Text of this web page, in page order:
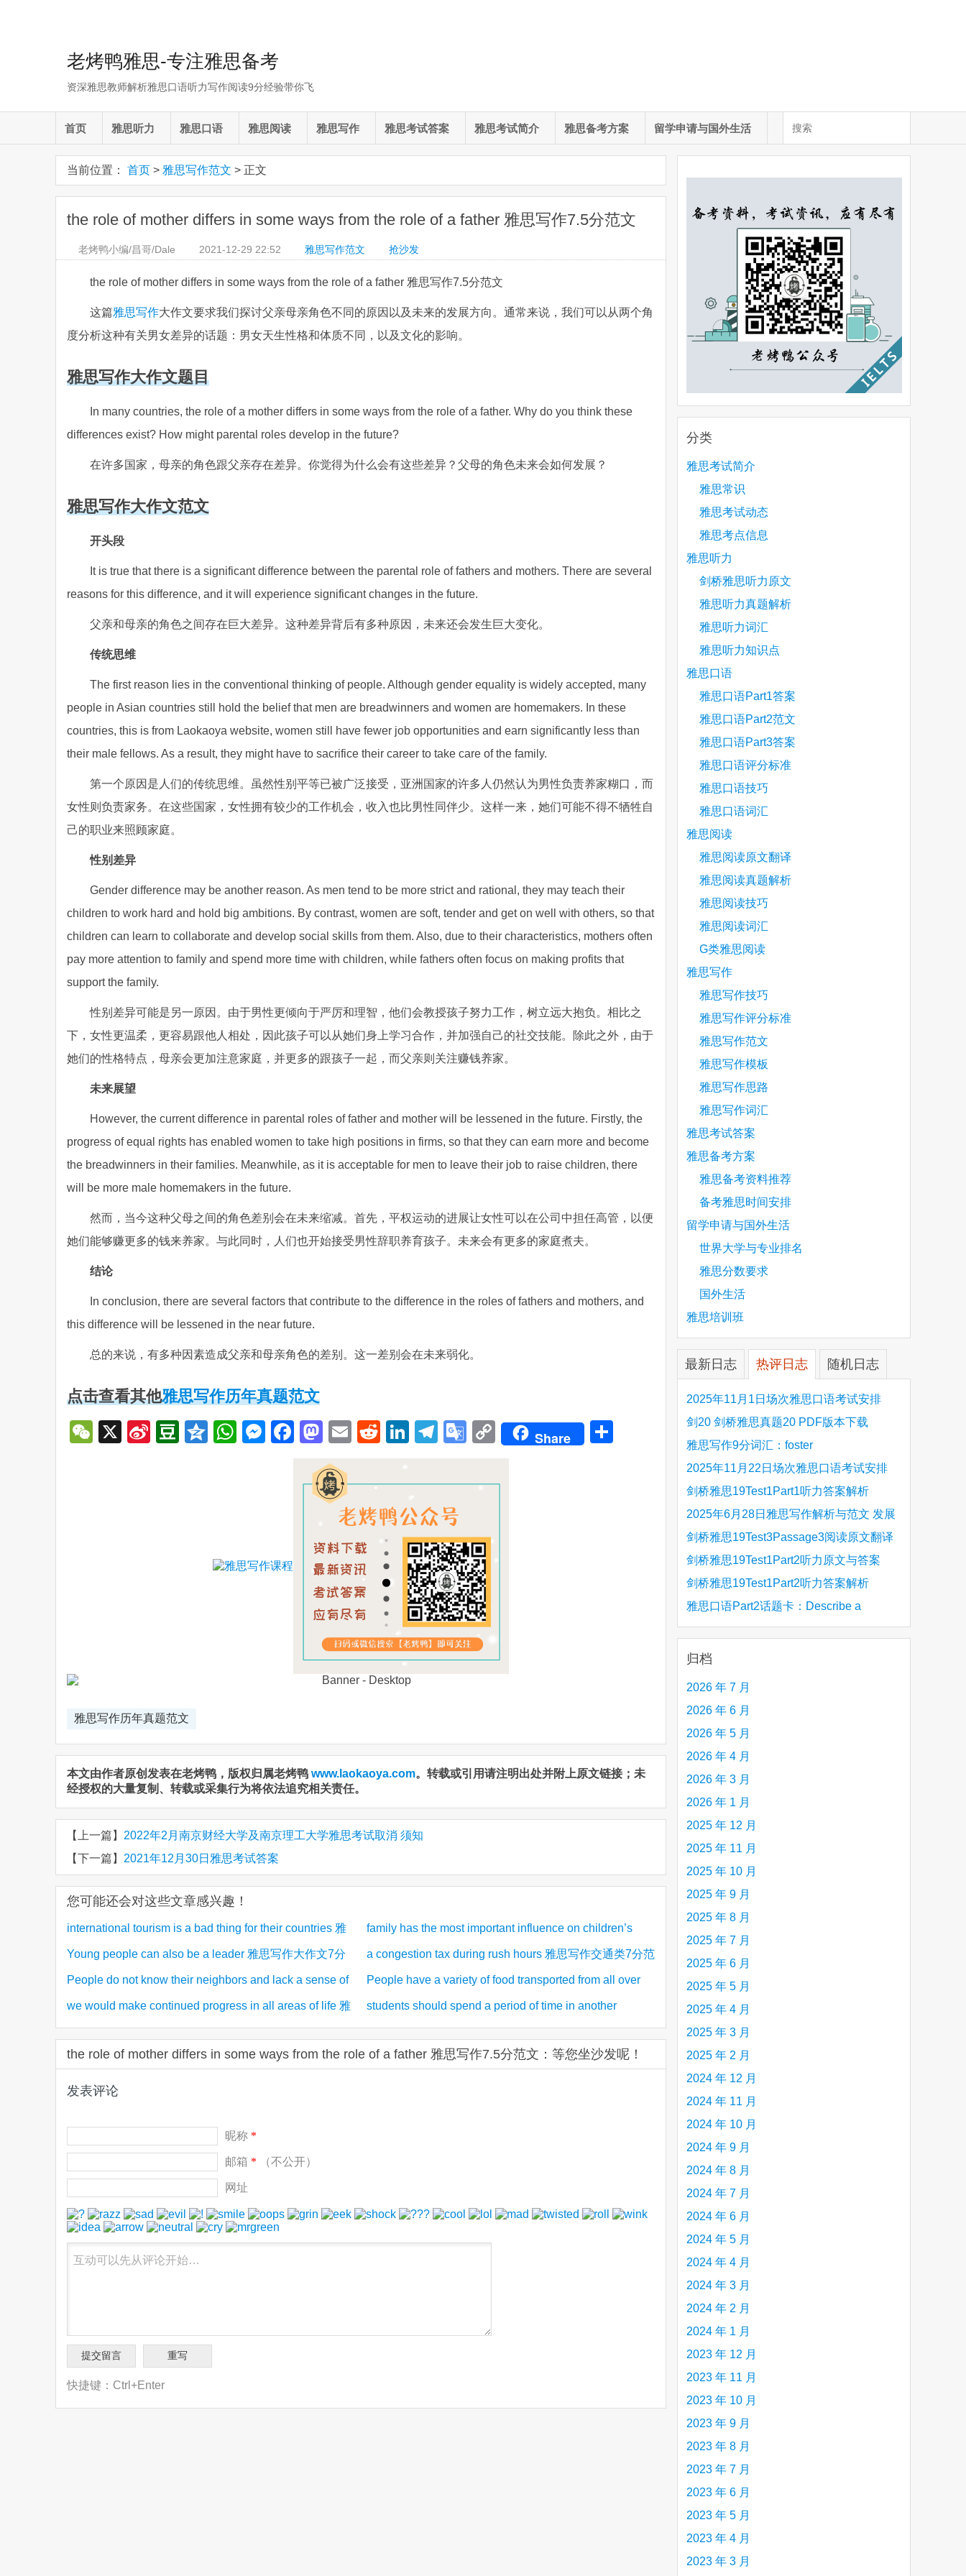
老烤鸭雅思-专注雅思备考
资深雅思教师解析雅思口语听力写作阅读9分经验带你飞
首页 雅思听力 雅思口语 雅思阅读 雅思写作 雅思考试答案 雅思考试简介 雅思备考方案 留学申请与国外生活
当前位置： 首页 > 雅思写作范文 > 正文
the role of mother differs in some ways from the role of a father 雅思写作7.5分范文
老烤鸭小编/昌哥/Dale 2021-12-29 22:52 雅思写作范文 抢沙发
the role of mother differs in some ways from the role of a father 雅思写作7.5分范文
这篇雅思写作大作文要求我们探讨父亲母亲角色不同的原因以及未来的发展方向。通常来说，我们可以从两个角
度分析这种有关男女差异的话题：男女天生性格和体质不同，以及文化的影响。
雅思写作大作文题目
In many countries, the role of a mother differs in some ways from the role of a father. Why do you think these
differences exist? How might parental roles develop in the future?
在许多国家，母亲的角色跟父亲存在差异。你觉得为什么会有这些差异？父母的角色未来会如何发展？
雅思写作大作文范文
开头段
It is true that there is a significant difference between the parental role of fathers and mothers. There are several
reasons for this difference, and it will experience significant changes in the future.
父亲和母亲的角色之间存在巨大差异。这种差异背后有多种原因，未来还会发生巨大变化。
传统思维
The first reason lies in the conventional thinking of people. Although gender equality is widely accepted, many
people in Asian countries still hold the belief that men are breadwinners and women are homemakers. In these
countries, this is from Laokaoya website, women still have fewer job opportunities and earn significantly less than
their male fellows. As a result, they might have to sacrifice their career to take care of the family.
第一个原因是人们的传统思维。虽然性别平等已被广泛接受，亚洲国家的许多人仍然认为男性负责养家糊口，而
女性则负责家务。在这些国家，女性拥有较少的工作机会，收入也比男性同伴少。这样一来，她们可能不得不牺牲自
己的职业来照顾家庭。
性别差异
Gender difference may be another reason. As men tend to be more strict and rational, they may teach their
children to work hard and hold big ambitions. By contrast, women are soft, tender and get on well with others, so that
children can learn to collaborate and develop social skills from them. Also, due to their characteristics, mothers often
pay more attention to family and spend more time with children, while fathers often focus on making profits that
support the family.
性别差异可能是另一原因。由于男性更倾向于严厉和理智，他们会教授孩子努力工作，树立远大抱负。相比之
下，女性更温柔，更容易跟他人相处，因此孩子可以从她们身上学习合作，并加强自己的社交技能。除此之外，由于
她们的性格特点，母亲会更加注意家庭，并更多的跟孩子一起，而父亲则关注赚钱养家。
未来展望
However, the current difference in parental roles of father and mother will be lessened in the future. Firstly, the
progress of equal rights has enabled women to take high positions in firms, so that they can earn more and become
the breadwinners in their families. Meanwhile, as it is acceptable for men to leave their job to raise children, there
will be more male homemakers in the future.
然而，当今这种父母之间的角色差别会在未来缩减。首先，平权运动的进展让女性可以在公司中担任高管，以便
她们能够赚更多的钱来养家。与此同时，人们也开始接受男性辞职养育孩子。未来会有更多的家庭煮夫。
结论
In conclusion, there are several factors that contribute to the difference in the roles of fathers and mothers, and
this difference will be lessened in the near future.
总的来说，有多种因素造成父亲和母亲角色的差别。这一差别会在未来弱化。
点击查看其他雅思写作历年真题范文
WeChat
X
SinaDouban
QzoneWhatsApp
Messenger
Facebook
Mastodon
EmailRedditLinkedIn
Telegram
Google
CopyShare
雅思写作历年真题范文
本文由作者原创发表在老烤鸭，版权归属老烤鸭 www.laokaoya.com。转载或引用请注明出处并附上原文链接；未
经授权的大量复制、转载或采集行为将依法追究相关责任。
【上一篇】 2022年2月南京财经大学及南京理工大学雅思考试取消 须知
【下一篇】 2021年12月30日雅思考试答案
您可能还会对这些文章感兴趣！
international tourism is a bad thing for their countries 雅
思写作旅游类7分范文(1)
family has the most important influence on children’s
development 雅思写作大作文7分范文
Young people can also be a leader 雅思写作大作文7分
范文
a congestion tax during rush hours 雅思写作交通类7分范
文
People do not know their neighbors and lack a sense of
community 雅思写作社会类7分范文
People have a variety of food transported from all over
the world 雅思写作食物类7分范文
we would make continued progress in all areas of life 雅 students should spend a period of time in another
the role of mother differs in some ways from the role of a father 雅思写作7.5分范文：等您坐沙发呢！
发表评论
昵称 *
邮箱 * （不公开）
网址
快捷键：Ctrl+Enter
分类
雅思考试简介
雅思常识
雅思考试动态
雅思考点信息
雅思听力
剑桥雅思听力原文
雅思听力真题解析
雅思听力词汇
雅思听力知识点
雅思口语
雅思口语Part1答案
雅思口语Part2范文
雅思口语Part3答案
雅思口语评分标准
雅思口语技巧
雅思口语词汇
雅思阅读
雅思阅读原文翻译
雅思阅读真题解析
雅思阅读技巧
雅思阅读词汇
G类雅思阅读
雅思写作
雅思写作技巧
雅思写作评分标准
雅思写作范文
雅思写作模板
雅思写作思路
雅思写作词汇
雅思考试答案
雅思备考方案
雅思备考资料推荐
备考雅思时间安排
留学申请与国外生活
世界大学与专业排名
雅思分数要求
国外生活
雅思培训班
最新日志 热评日志 随机日志
2025年11月1日场次雅思口语考试安排
剑20 剑桥雅思真题20 PDF版本下载
雅思写作9分词汇：foster
2025年11月22日场次雅思口语考试安排
剑桥雅思19Test1Part1听力答案解析
Hinchingbrooke Country Park
2025年6月28日雅思写作解析与范文 发展
旅游业 手把手带你写高分范文
剑桥雅思19Test3Passage3阅读原文翻译
Is the era of artificial speech translation
upon us 人工智能语言翻译
剑桥雅思19Test1Part2听力原文与答案
Stanthorpe Twinning Association
剑桥雅思19Test1Part2听力答案解析
Stanthorpe Twinning Association
雅思口语Part2话题卡：Describe a
creative person (e.g. an artist, a musician,
etc.) you admire 钦佩的有创造力的人
归档
2026 年 7 月
2026 年 6 月
2026 年 5 月
2026 年 4 月
2026 年 3 月
2026 年 1 月
2025 年 12 月
2025 年 11 月
2025 年 10 月
2025 年 9 月
2025 年 8 月
2025 年 7 月
2025 年 6 月
2025 年 5 月
2025 年 4 月
2025 年 3 月
2025 年 2 月
2024 年 12 月
2024 年 11 月
2024 年 10 月
2024 年 9 月
2024 年 8 月
2024 年 7 月
2024 年 6 月
2024 年 5 月
2024 年 4 月
2024 年 3 月
2024 年 2 月
2024 年 1 月
2023 年 12 月
2023 年 11 月
2023 年 10 月
2023 年 9 月
2023 年 8 月
2023 年 7 月
2023 年 6 月
2023 年 5 月
2023 年 4 月
2023 年 3 月